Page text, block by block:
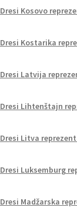
Dresi Kosovo
Dresi Kostarika
Dresi Latvija
Dresi Lihtenštajn
Dresi Litva
Dresi Luksemburg
Dresi Madžarska